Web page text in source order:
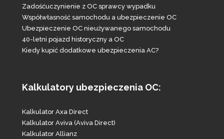
Zadośćuczynienie z OC sprawcy wypadku
Współwłasność samochodu a ubezpieczenie OC
Ubezpieczenie OC nieużywanego samochodu
40-letni pojazd historyczny a OC
Kiedy kupić dodatkowe ubezpieczenia AC?
Kalkulatory ubezpieczenia OC:
Kalkulator Axa Direct
Kalkulator Aviva (Aviva Direct)
Kalkulator Allianz